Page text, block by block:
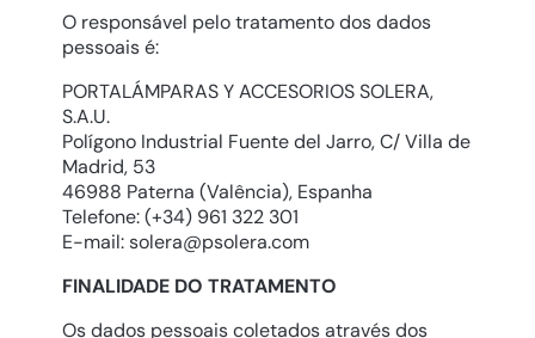
O responsável pelo tratamento dos dados
pessoais é:
PORTALÁMPARAS Y ACCESORIOS SOLERA,
S.A.U.
Polígono Industrial Fuente del Jarro, C/ Villa de
Madrid, 53
46988 Paterna (Valência), Espanha
Telefone: (+34) 961 322 301
E-mail: solera@psolera.com
FINALIDADE DO TRATAMENTO
Os dados pessoais coletados através dos